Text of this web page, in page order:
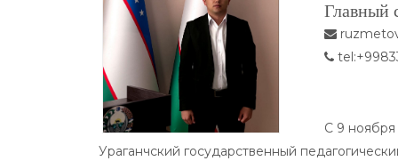
Главный
С 9 ноября
Ураганчский государственный